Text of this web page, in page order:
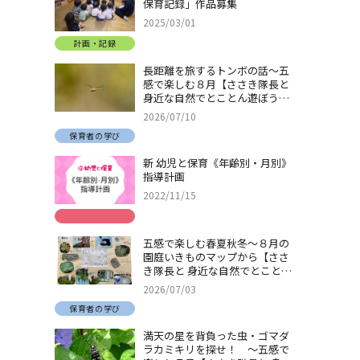
保育記録」作品募集
2025/03/01
計画・記録
長距離を旅するトンボの話～五
感で楽しむ８月【ささき隊長と
身近な自然でとことん遊ぼう！
＃32】
2026/07/10
保育者の学び
新 幼児と保育《年齢別・月別》
指導計画
2022/11/15
五感で楽しむ春夏秋冬～８月の
園庭いきものマップから【ささ
き隊長と 身近な自然でとことん
遊ぼう！＃31】
2026/07/03
保育者の学び
満天の星を背負った虫・ゴマダ
ラカミキリを探せ！ ～五感で